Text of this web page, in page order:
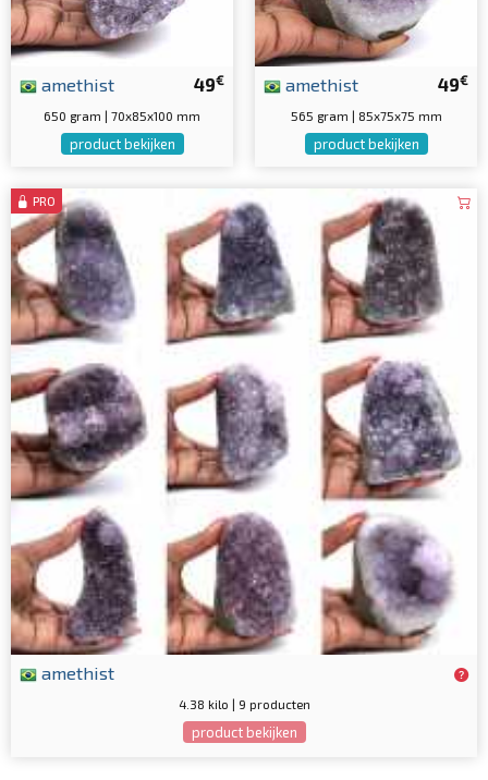
49€
amethist
650 gram | 70x85x100 mm
product bekijken
49€
amethist
565 gram | 85x75x75 mm
product bekijken
PRO
amethist
4.38 kilo | 9 producten
product bekijken